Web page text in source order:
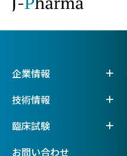
企業情報
技術情報
臨床試験
お問い合わせ